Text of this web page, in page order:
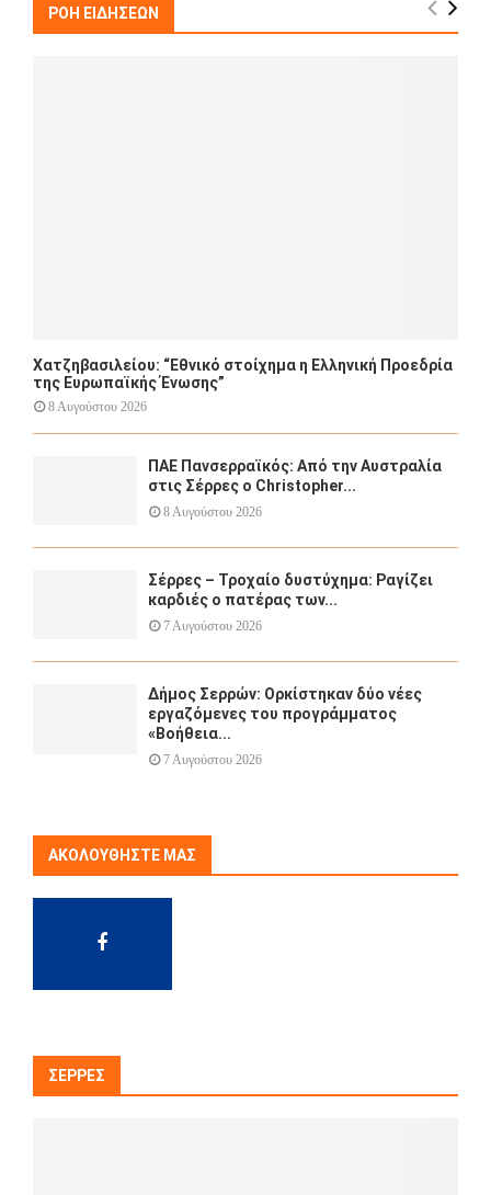
f
A
ΡΟΗ ΕΙΔΗΣΕΩΝ
Χατζηβασιλείου: “Εθνικό στοίχημα η Ελληνική Προεδρία
της Ευρωπαϊκής Ένωσης”
8 Αυγούστου 2026
ΠΑΕ Πανσερραϊκός: Από την Αυστραλία
στις Σέρρες ο Christopher...
8 Αυγούστου 2026
Σέρρες – Τροχαίο δυστύχημα: Ραγίζει
καρδιές ο πατέρας των...
7 Αυγούστου 2026
Δήμος Σερρών: Ορκίστηκαν δύο νέες
εργαζόμενες του προγράμματος
«Βοήθεια...
7 Αυγούστου 2026
ΑΚΟΛΟΥΘΉΣΤΕ ΜΑΣ
ΣΈΡΡΕΣ